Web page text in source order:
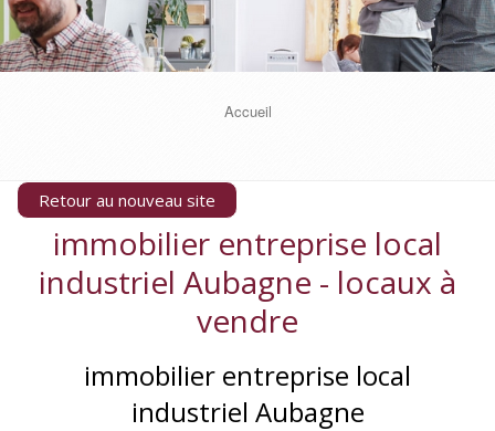
Accueil
Retour au nouveau site
immobilier entreprise local
industriel Aubagne - locaux à
vendre
immobilier entreprise local
industriel Aubagne